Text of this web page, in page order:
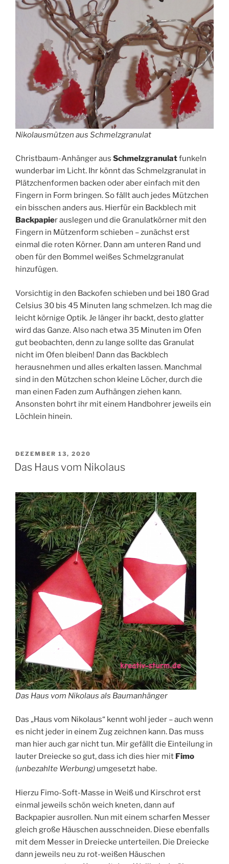
Nikolausmützen aus Schmelzgranulat
Christbaum-Anhänger aus Schmelzgranulatfunkeln
wunderbar im Licht. Ihr könnt das Schmelzgranulat in
Plätzchenformen backen oder aber einfach mit den
Fingern in Form bringen. So fällt auch jedes Mützchen
ein bisschen anders aus. Hierfür ein Backblech mit
Backpapier auslegen und die Granulatkörner mit den
Fingern in Mützenform schieben – zunächst erst
einmal die roten Körner. Dann am unteren Rand und
oben für den Bommel weißes Schmelzgranulat
hinzufügen.
Vorsichtig in den Backofen schieben und bei 180 Grad
Celsius 30 bis 45 Minuten lang schmelzen. Ich mag die
leicht körnige Optik. Je länger ihr backt, desto glatter
wird das Ganze. Also nach etwa 35 Minuten im Ofen
gut beobachten, denn zu lange sollte das Granulat
nicht im Ofen bleiben! Dann das Backblech
herausnehmen und alles erkalten lassen. Manchmal
sind in den Mützchen schon kleine Löcher, durch die
man einen Faden zum Aufhängen ziehen kann.
Ansonsten bohrt ihr mit einem Handbohrer jeweils ein
Löchlein hinein.
VERÖFFENTLICHT
AM
DEZEMBER 13, 2020
Das Haus vom Nikolaus
Das Haus vom Nikolaus als Baumanhänger
Das „Haus vom Nikolaus“ kennt wohl jeder – auch wenn
es nicht jeder in einem Zug zeichnen kann. Das muss
man hier auch gar nicht tun. Mir gefällt die Einteilung in
lauter Dreiecke so gut, dass ich dies hier mit Fimo
(unbezahlte Werbung) umgesetzt habe.
Hierzu Fimo-Soft-Masse in Weiß und Kirschrot erst
einmal jeweils schön weich kneten, dann auf
Backpapier ausrollen. Nun mit einem scharfen Messer
gleich große Häuschen ausschneiden. Diese ebenfalls
mit dem Messer in Dreiecke unterteilen. Die Dreiecke
dann jeweils neu zu rot-weißen Häuschen